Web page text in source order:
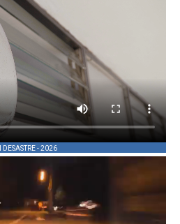
- 2026